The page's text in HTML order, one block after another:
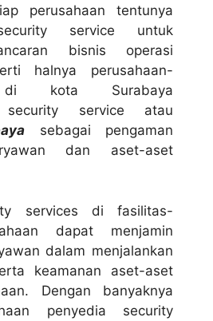
perusahaan tentunya
service untuk
bisnis operasi
halnya perusahaan-
di kota Surabaya
security service atau
sebagai pengaman
dan aset-aset
services di fasilitas-
dapat menjamin
dalam menjalankan
keamanan aset-aset
Dengan banyaknya
penyedia security